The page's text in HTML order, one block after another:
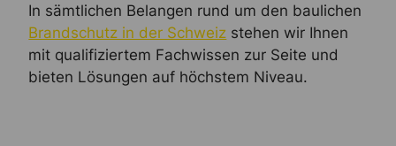
In sämtlichen Belangen rund um den baulichen
Brandschutz in der Schweiz stehen wir Ihnen
mit qualifiziertem Fachwissen zur Seite und
bieten Lösungen auf höchstem Niveau.